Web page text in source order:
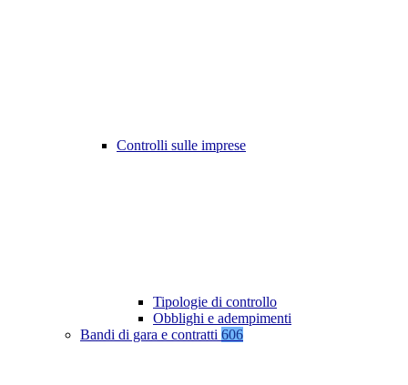
Controlli sulle imprese
Tipologie di controllo
Obblighi e adempimenti
Bandi di gara e contratti 606